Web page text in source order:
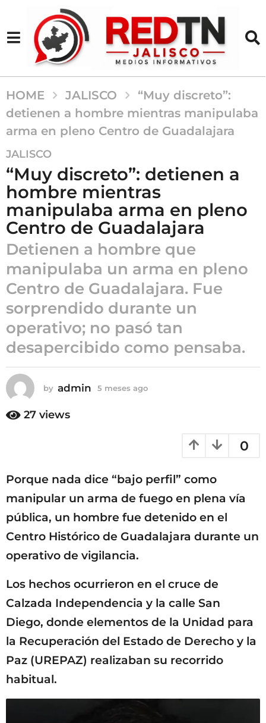
HOME JALISCO
“Muy discreto”:
detienen a hombre mientras manipulaba
arma en pleno Centro de Guadalajara
5
m
s
e
s
a
g
o
m
e
s
e
s
g
o
JALISCO
“Muy discreto”: detienen a
hombre mientras
manipulaba arma en pleno
Centro de Guadalajara
Detienen a hombre que
manipulaba un arma en pleno
Centro de Guadalajara. Fue
sorprendido durante un
operativo; no pasó tan
desapercibido como pensaba.
by admin 5 meses ago
o
27 views
0
Porque nada dice “bajo perfil” como
manipular un arma de fuego en plena vía
pública, un hombre fue detenido en el
Centro Histórico de Guadalajara durante un
operativo de vigilancia.
Los hechos ocurrieron en el cruce de
Calzada Independencia y la calle San
Diego, donde elementos de la Unidad para
la Recuperación del Estado de Derecho y la
Paz (UREPAZ) realizaban su recorrido
habitual.